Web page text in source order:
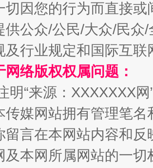
大球赛在茂县开幕 规模
切因您的行为而直接
供公众/公民/大众/民
及行业规定和国际互
网络版权权属问题：
明“来源：XXXXXXX
传媒网站拥有管理笔
留言在本网站内容和
及本网所属网站的一